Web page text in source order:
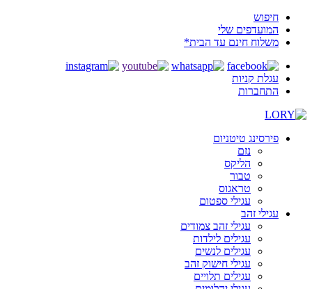
חיפוש
המועדפים שלי
משלוח חינם עד הבית*
עגלת קניות
התחברות
פירסינג טיטניום
נזם
הליקס
טבור
טראגוס
עגילי ספטום
עגילי זהב
עגילי זהב צמודים
עגילים לילדות
עגילים לנשים
עגילי חישוק זהב
עגילים תלויים